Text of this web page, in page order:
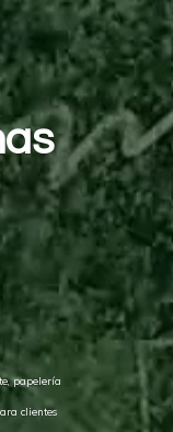
papelería
clientes